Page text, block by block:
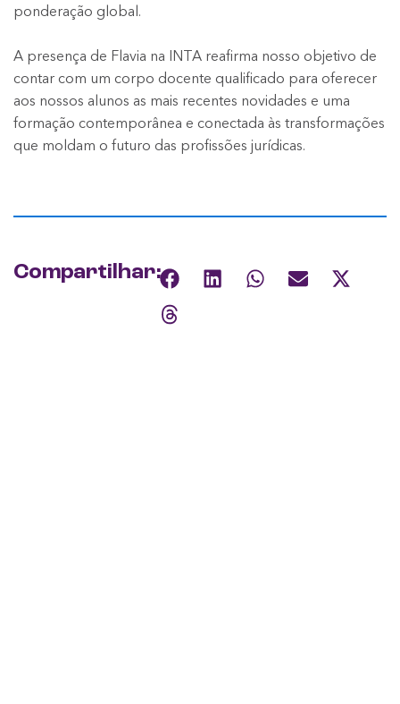
ponderação global.
A presença de Flavia na INTA reafirma nosso objetivo de
contar com um corpo docente qualificado para oferecer
aos nossos alunos as mais recentes novidades e uma
formação contemporânea e conectada às transformações
que moldam o futuro das profissões jurídicas.
Compartilhar: